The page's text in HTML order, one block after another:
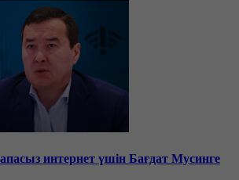
интернет үшін Бағдат Мусинге